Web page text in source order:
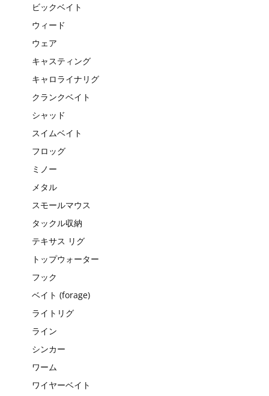
ビックベイト
ウィード
ウェア
キャスティング
キャロライナリグ
クランクベイト
シャッド
スイムベイト
フロッグ
ミノー
メタル
スモールマウス
タックル収納
テキサス リグ
トップウォーター
フック
ベイト (forage)
ライトリグ
ライン
シンカー
ワーム
ワイヤーベイト